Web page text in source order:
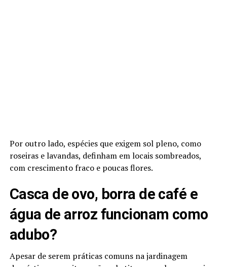
Por outro lado, espécies que exigem sol pleno, como
roseiras e lavandas, definham em locais sombreados,
com crescimento fraco e poucas flores.
Casca de ovo, borra de café e
água de arroz funcionam como
adubo?
Apesar de serem práticas comuns na jardinagem